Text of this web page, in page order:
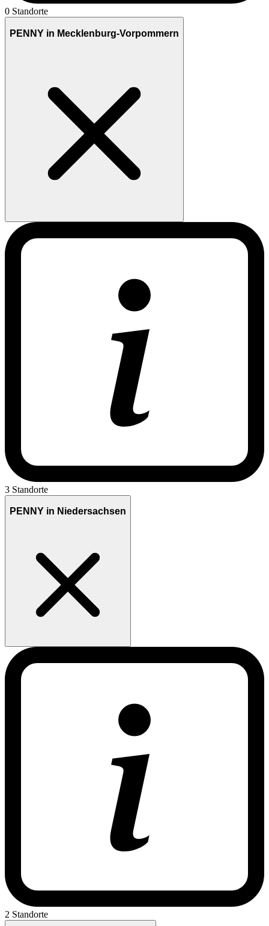
0 Standorte
PENNY in Mecklenburg-Vorpommern
3 Standorte
PENNY in Niedersachsen
2 Standorte